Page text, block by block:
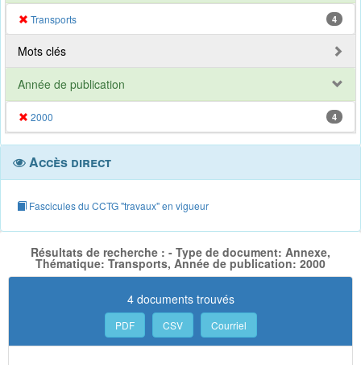
Transports 4
Mots clés
Année de publication
2000 4
Accès direct
Fascicules du CCTG "travaux" en vigueur
Résultats de recherche : - Type de document: Annexe,
Thématique: Transports, Année de publication: 2000
4 documents trouvés
PDF CSV Courriel